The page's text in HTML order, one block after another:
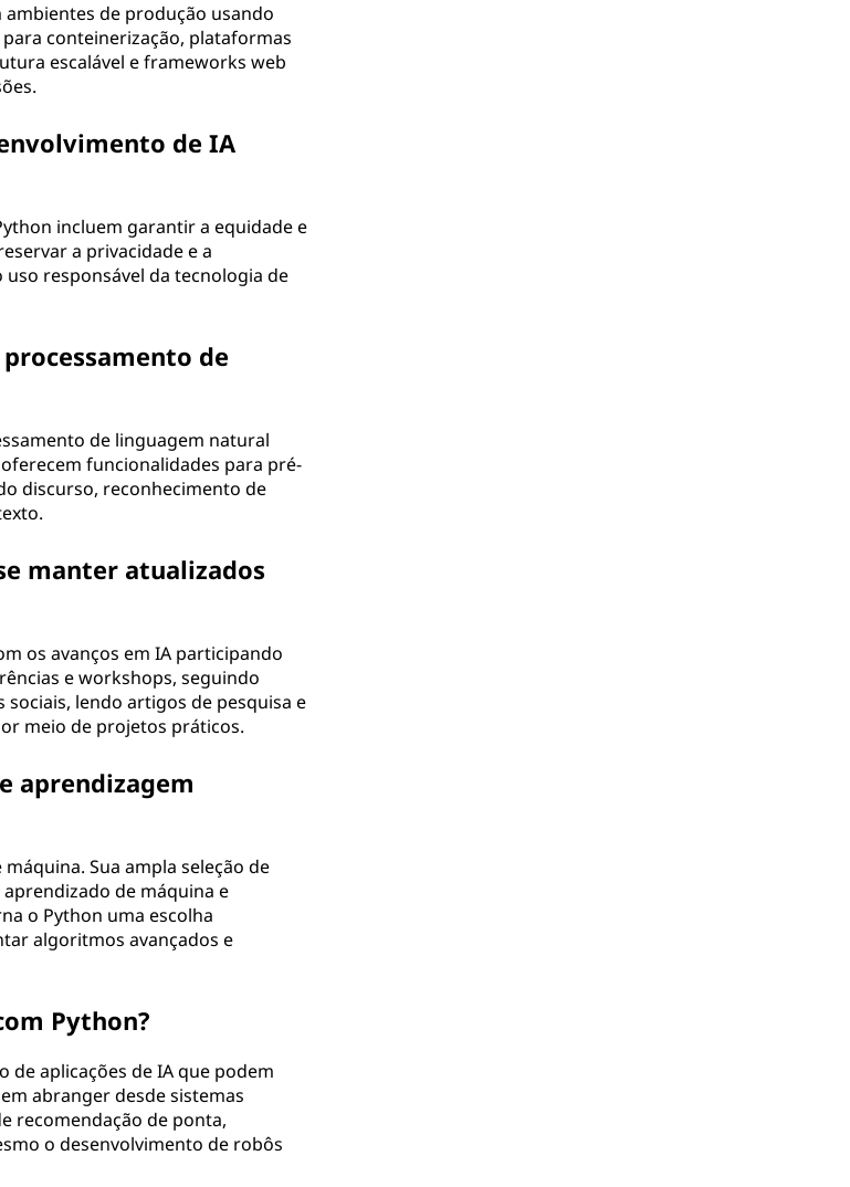
de produção usando
conteinerização, plataformas
escalável e frameworks web
de IA
incluem garantir a equidade e
a privacidade e a
responsável da tecnologia de
de
de linguagem natural
oferecem funcionalidades para pré-
discurso, reconhecimento de
manter atualizados
os avanços em IA participando
e workshops, seguindo
lendo artigos de pesquisa e
meio de projetos práticos.
aprendizagem
Sua ampla seleção de
de máquina e
o Python uma escolha
algoritmos avançados e
Python?
aplicações de IA que podem
abranger desde sistemas
recomendação de ponta,
o desenvolvimento de robôs